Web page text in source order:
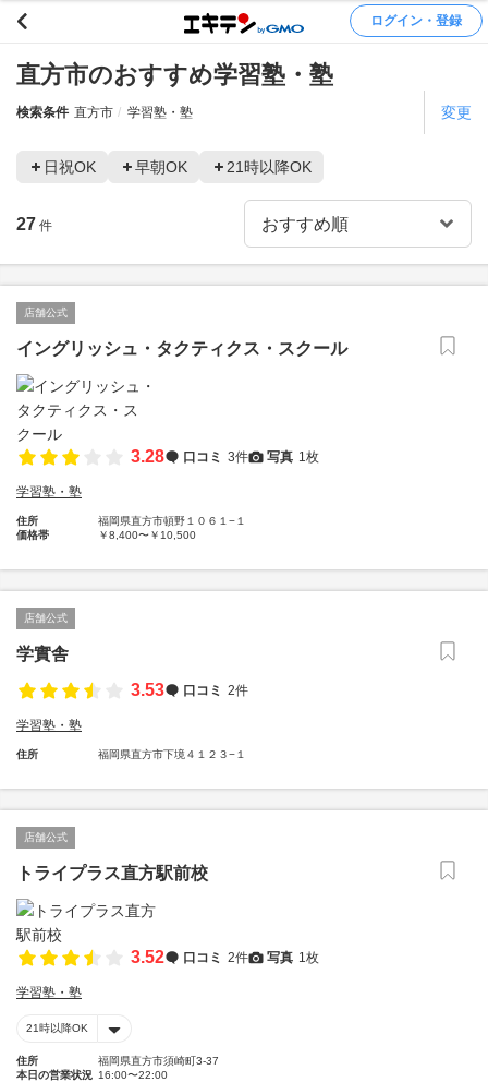
ログイン・登録
直方市のおすすめ学習塾・塾
検索条件 直方市 学習塾・塾 変更
日祝OK 早朝OK 21時以降OK
27 件
店舗公式
イングリッシュ・タクティクス・スクール
3.28 口コミ 3件 写真 1枚
学習塾・塾
住所
福岡県直方市頓野１０６１−１
価格帯
￥8,400〜￥10,500
店舗公式
学實舎
3.53
口コミ 2件
学習塾・塾
住所 福岡県直方市下境４１２３−１
店舗公式
トライプラス直方駅前校
3.52 口コミ 2件 写真 1枚
学習塾・塾
21時以降OK
住所
福岡県直方市須崎町3-37
本日の営業状況 16:00〜22:00